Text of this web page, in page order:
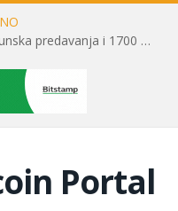
Toni Milun postao “milijarder”! Vrhunska predavanja i 1700 posjetitelja obilježili su mjesec financijske pismenosti
Portal